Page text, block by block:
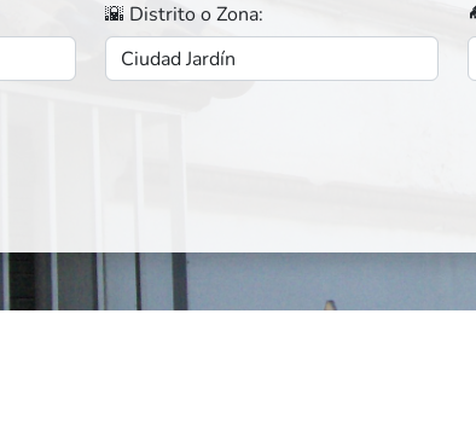
🌇 Distrito o Zona: